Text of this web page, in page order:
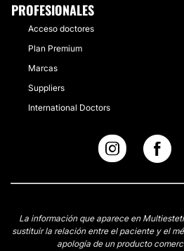
PROFESIONALES
Acceso doctores
Plan Premium
Marcas
Suppliers
International Doctors
La información que aparece en
sustituir la relación entre el paciente y el
apología de un producto